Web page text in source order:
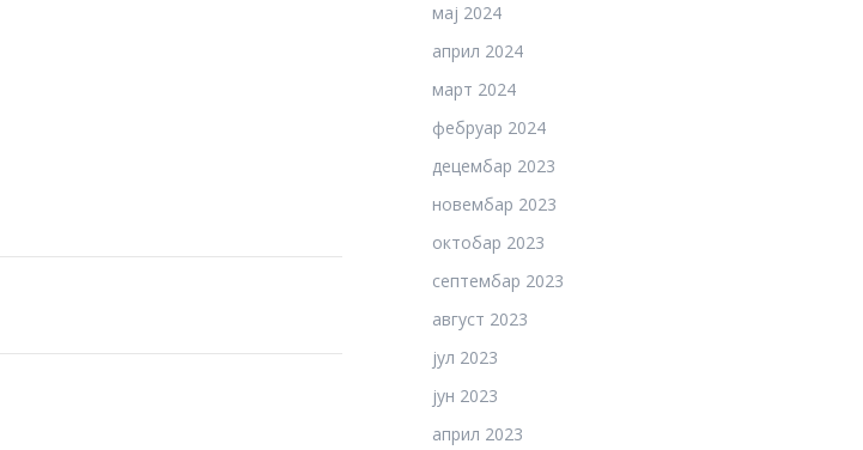
мај 2024
април 2024
март 2024
фебруар 2024
децембар 2023
новембар 2023
октобар 2023
септембар 2023
август 2023
јул 2023
јун 2023
април 2023